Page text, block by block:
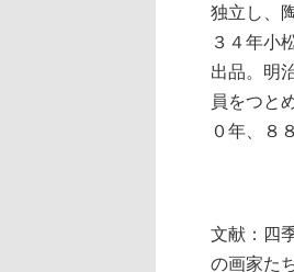
独立し、
３４年小
出品。明
員をつと
０年、８
文献：四
の画家た